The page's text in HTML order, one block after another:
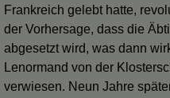
Frankreich gelebt hatte,
der Vorhersage, dass die
abgesetzt wird, was dann
Lenormand von der
verwiesen. Neun Jahre